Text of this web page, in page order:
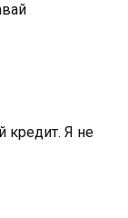
кредит. Я не